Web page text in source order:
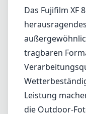
verschiedene
Obwohl es
schnellste
überwiegen die
Einschränkung
wertvollen
jedes Fujifilm